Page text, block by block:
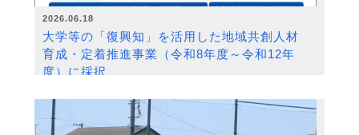
2026.06.18
大学等の「復興知」を活用した地域共創人材
育成・定着推進事業（令和8年度～令和12年
度）に採択